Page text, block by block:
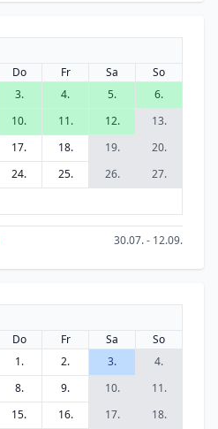
Do Fr Sa
So
3. 4. 5.
6.
10. 11. 12.
13.
17. 18. 19.
20.
24. 25. 26.
27.
30.07. - 12.09.
Do Fr Sa
So
1.
2. 3.
4.
8. 9. 10.
11.
15. 16. 17.
18.